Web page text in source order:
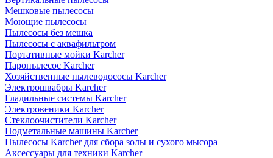
Мешковые пылесосы
Моющие пылесосы
Пылесосы без мешка
Пылесосы с аквафильтром
Портативные мойки Karcher
Паропылесос Karcher
Хозяйственные пылеводососы Karcher
Электрошвабры Karcher
Гладильные системы Karcher
Электровеники Karcher
Стеклоочистители Karcher
Подметальные машины Karcher
Пылесосы Karcher для сбора золы и сухого мысора
Аксессуары для техники Karcher